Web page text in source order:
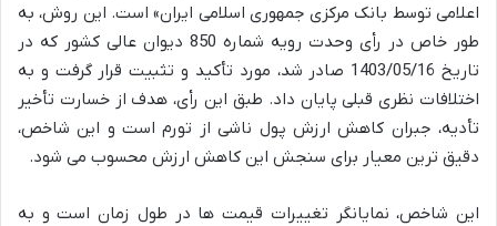
اعلامی توسط بانک مرکزی جمهوری اسلامی ایران» است. این روش، به
طور خاص در رأی وحدت رویه شماره 850 دیوان عالی کشور که در
تاریخ 1403/05/16 صادر شد، مورد تأکید و تثبیت قرار گرفت و به
اختلافات نظری قبلی پایان داد. طبق این رأی، هدف از خسارت تأخیر
تأدیه، جبران کاهش ارزش پول ناشی از تورم است و این شاخص،
دقیق ترین معیار برای سنجش این کاهش ارزش محسوب می شود.
این شاخص، نمایانگر تغییرات قیمت ها در طول زمان است و به